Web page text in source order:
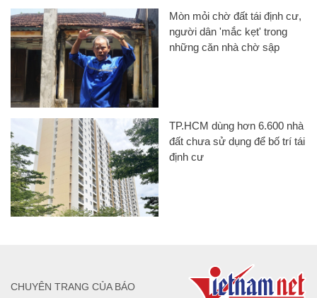
Mòn mỏi chờ đất tái định cư,
người dân 'mắc kẹt' trong
những căn nhà chờ sập
TP.HCM dùng hơn 6.600 nhà
đất chưa sử dụng để bố trí tái
định cư
CHUYÊN TRANG CỦA BÁO